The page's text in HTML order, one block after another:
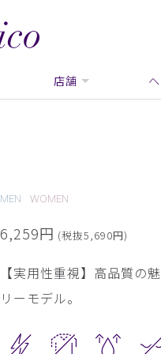
店舗
MEN WOMEN
6,259円 (税抜5,690円)
【実用性重視】高品質の
リーモデル。